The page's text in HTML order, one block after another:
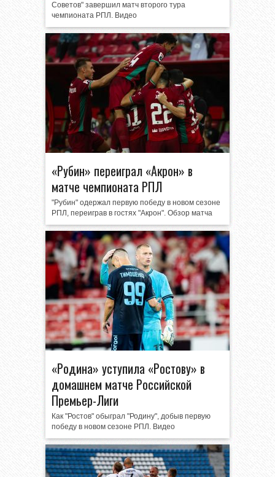
Советов" завершил матч второго тура
чемпионата РПЛ. Видео
«Рубин» переиграл «Акрон» в
матче чемпионата РПЛ
"Рубин" одержал первую победу в новом сезоне
РПЛ, переиграв в гостях "Акрон". Обзор матча
«Родина» уступила «Ростову» в
домашнем матче Российской
Премьер-Лиги
Как "Ростов" обыграл "Родину", добыв первую
победу в новом сезоне РПЛ. Видео